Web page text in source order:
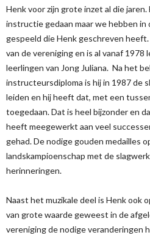
Henk voor zijn grote inzet al die
instructie gedaan maar we hebben
gespeeld die Henk geschreven
van de vereniging en is al vanaf 1978
leerlingen van Jong Juliana. Na het
instructeursdiploma is hij in 1987 de
leiden en hij heeft dat, met een
toegedaan. Dat is heel bijzonder en
heeft meegewerkt aan veel
gehad. De nodige gouden medailles
landskampioenschap met de
herinneringen.
Naast het muzikale deel is Henk ook
van grote waarde geweest in de
vereniging de nodige veranderingen